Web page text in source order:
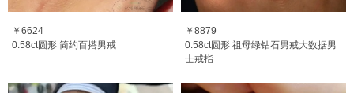
￥6624
0.58ct圆形 简约百搭男戒
￥8879
0.58ct圆形 祖母绿钻石男戒大数据男
士戒指